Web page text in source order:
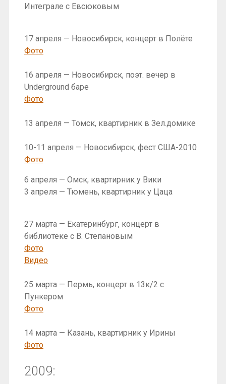
Интеграле с Евсюковым
17 апреля — Новосибирск, концерт в Полёте
Фото
16 апреля — Новосибирск, поэт. вечер в
Underground баре
Фото
13 апреля — Томск, квартирник в Зел.домике
10-11 апреля — Новосибирск, фест США-2010
Фото
6 апреля — Омск, квартирник у Вики
3 апреля — Тюмень, квартирник у Цаца
27 марта — Екатеринбург, концерт в
библиотеке с В. Степановым
Фото
Видео
25 марта — Пермь, концерт в 13к/2 с
Пункером
Фото
14 марта — Казань, квартирник у Ирины
Фото
2009: